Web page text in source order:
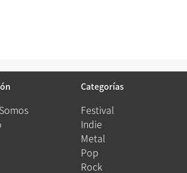
Categorías
Festival
Indie
Metal
Pop
Rock